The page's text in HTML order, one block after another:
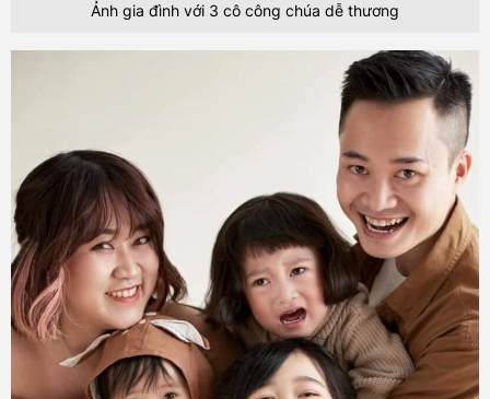
Ảnh gia đình với 3 cô công chúa dễ thương